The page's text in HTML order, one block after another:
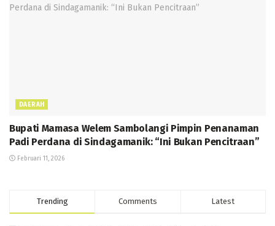
DAERAH
Bupati Mamasa Welem Sambolangi Pimpin Penanaman
Padi Perdana di Sindagamanik: “Ini Bukan Pencitraan”
Februari 11, 2026
Trending Comments Latest